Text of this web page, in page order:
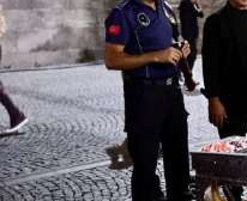
SAĞLIK
SİYASET
SOSYAL